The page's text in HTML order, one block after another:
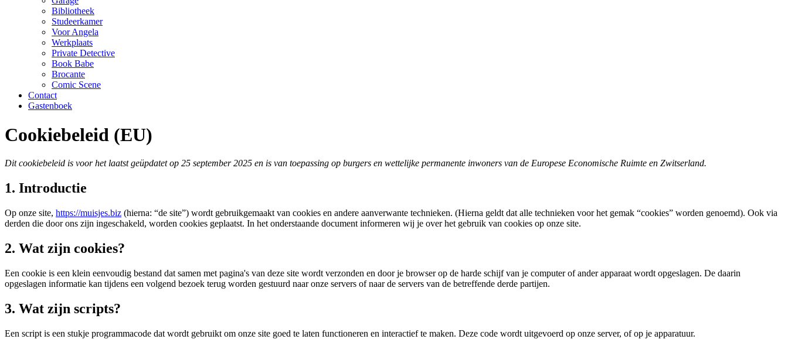
Bibliotheek
Studeerkamer
Voor Angela
Werkplaats
Private Detective
Book Babe
Brocante
Comic Scene
Contact
Gastenboek
Cookiebeleid (EU)
Dit cookiebeleid is voor het laatst geüpdatet op 25 september 2025 en is van toepassing op burgers en wettelijke permanente inwoners van de Europese Economische Ruimte en Zwitserland.
1. Introductie
Op onze site, https://muisjes.biz (hierna: “de site”) wordt gebruikgemaakt van cookies en andere aanverwante technieken. (Hierna geldt dat alle technieken voor het gemak “cookies” worden genoemd). Ook via
derden die door ons zijn ingeschakeld, worden cookies geplaatst. In het onderstaande document informeren wij je over het gebruik van cookies op onze site.
2. Wat zijn cookies?
Een cookie is een klein eenvoudig bestand dat samen met pagina's van deze site wordt verzonden en door je browser op de harde schijf van je computer of ander apparaat wordt opgeslagen. De daarin
opgeslagen informatie kan tijdens een volgend bezoek terug worden gestuurd naar onze servers of naar de servers van de betreffende derde partijen.
3. Wat zijn scripts?
Een script is een stukje programmacode dat wordt gebruikt om onze site goed te laten functioneren en interactief te maken. Deze code wordt uitgevoerd op onze server, of op je apparatuur.